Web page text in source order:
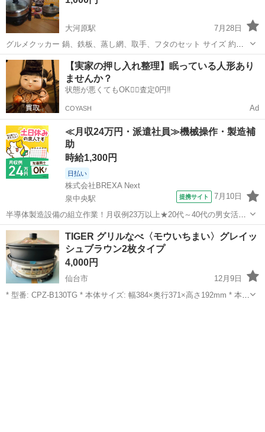
大河原駅
7月28日
グルメクッカー 鍋、鉄板、蒸し網、取手、フタのセット サイズ 約
32×26×11.5cm(本体のみ) 容量 3L
宮城 柴田郡 大河原駅 キッチン家電 鉄板
【実家の押し入れ整理】眠っている人形あり
ませんか？
状態が悪くてもOK🙆‍♀️査定0円‼️
COYASH Ad
≪月収24万円・派遣社員≫機械操作・製造補
助
時給1,300円
日払い
株式会社BREXA Next
泉中央駅
提携サイト 7月10日
半導体製造設備の組立作業！月収例23万以上★20代～40代の男女活躍
中中！社会保険完備！送迎あり！◎マイカー通勤OK＆無料駐車場完
備！作業着無償貸与◎食堂利用可★《宮城県黒川郡大和町》 人気の工
場のお仕事 ◇半導体製造設備...
宮城 泉中央駅 その他
TIGER グリルなべ〈モウいちまい〉グレイッ
シュブラウン2枚タイプ
4,000円
仙台市
12月9日
* 型番: CPZ-B130TG * 本体サイズ: 幅384×奥行371×高さ192mm * 本体